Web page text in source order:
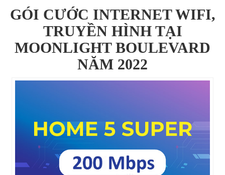
GÓI CƯỚC INTERNET WIFI,
TRUYỀN HÌNH TẠI
MOONLIGHT BOULEVARD
NĂM 2022